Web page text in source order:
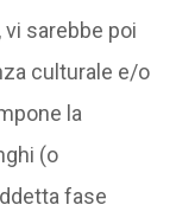
sarebbe poi
culturale e/o
la
(o
fase